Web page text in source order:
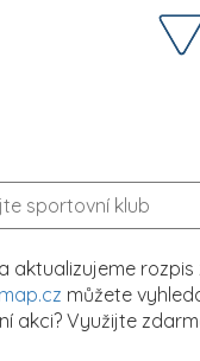
můžete
akci? Využijte